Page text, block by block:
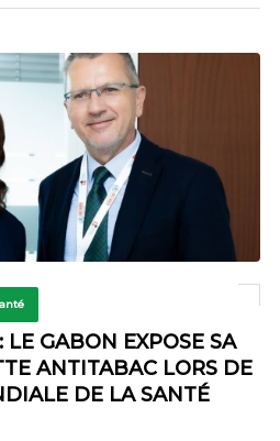
GABON EXPOSE SA
ANTITABAC LORS DE
DE LA SANTÉ